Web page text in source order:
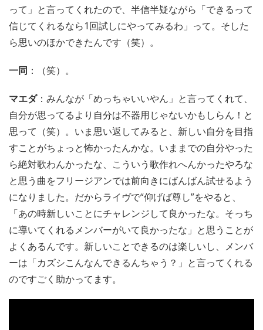
って」と言ってくれたので、半信半疑ながら「できるって
信じてくれるなら1回試しにやってみるわ」って。そした
ら思いのほかできたんです（笑）。
一同 ：（笑）。
マエダ：みんなが「めっちゃいいやん」と言ってくれて、
自分が思ってるより自分は不器用じゃないかもしらん！と
思って（笑）。いま思い返してみると、新しい自分を目指
すことがちょっと怖かったんかな。いままでの自分やった
ら絶対歌わんかったな、こういう歌作れへんかったやろな
と思う曲をフリージアンでは前向きにばんばん試せるよう
になりました。だからライヴで“仰げば尊し”をやると、
「あの時新しいことにチャレンジして良かったな。そっち
に導いてくれるメンバーがいて良かったな」と思うことが
よくあるんです。新しいことできるのは楽しいし、メンバ
ーは「カズシこんなんできるんちゃう？」と言ってくれる
のですごく助かってます。